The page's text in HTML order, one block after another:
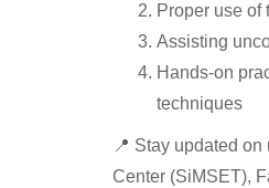
Proper use of
Assisting
Hands-on
techniques
📍 Stay updated
Center (SiMSET),